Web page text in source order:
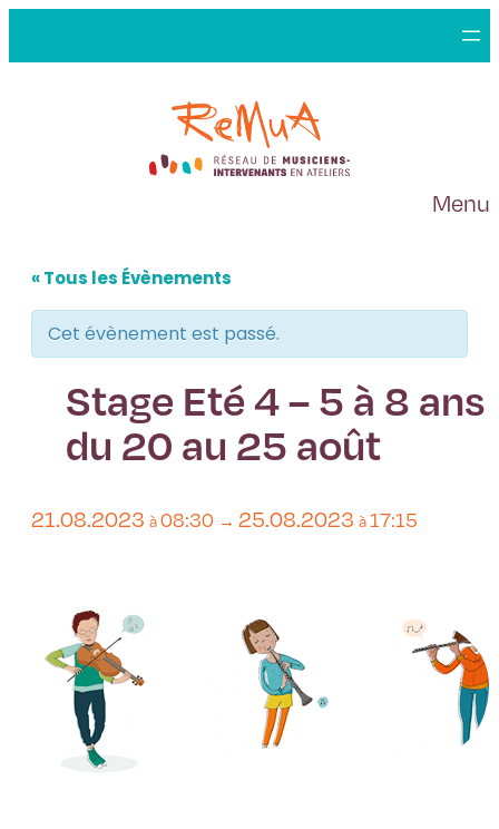
Menu
« Tous les Évènements
Cet évènement est passé.
Stage Eté 4 – 5 à 8 ans
du 20 au 25 août
21.08.2023 à08:30 → 25.08.2023 à17:15